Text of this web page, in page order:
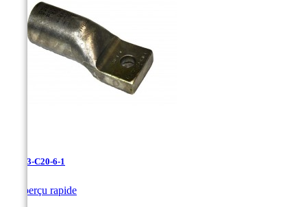
LAN-3-C20-6-1
Aperçu rapide